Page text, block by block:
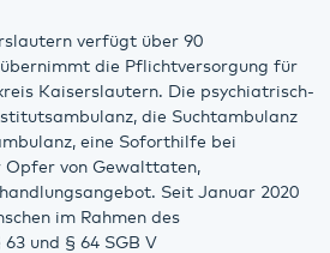
verfügt über 90
die Pflichtversorgung für
Kaiserslautern. Die psychiatrisch-
die Suchtambulanz
eine Soforthilfe bei
Opfer von Gewalttaten,
Seit Januar 2020
im Rahmen des
und § 64 SGB V